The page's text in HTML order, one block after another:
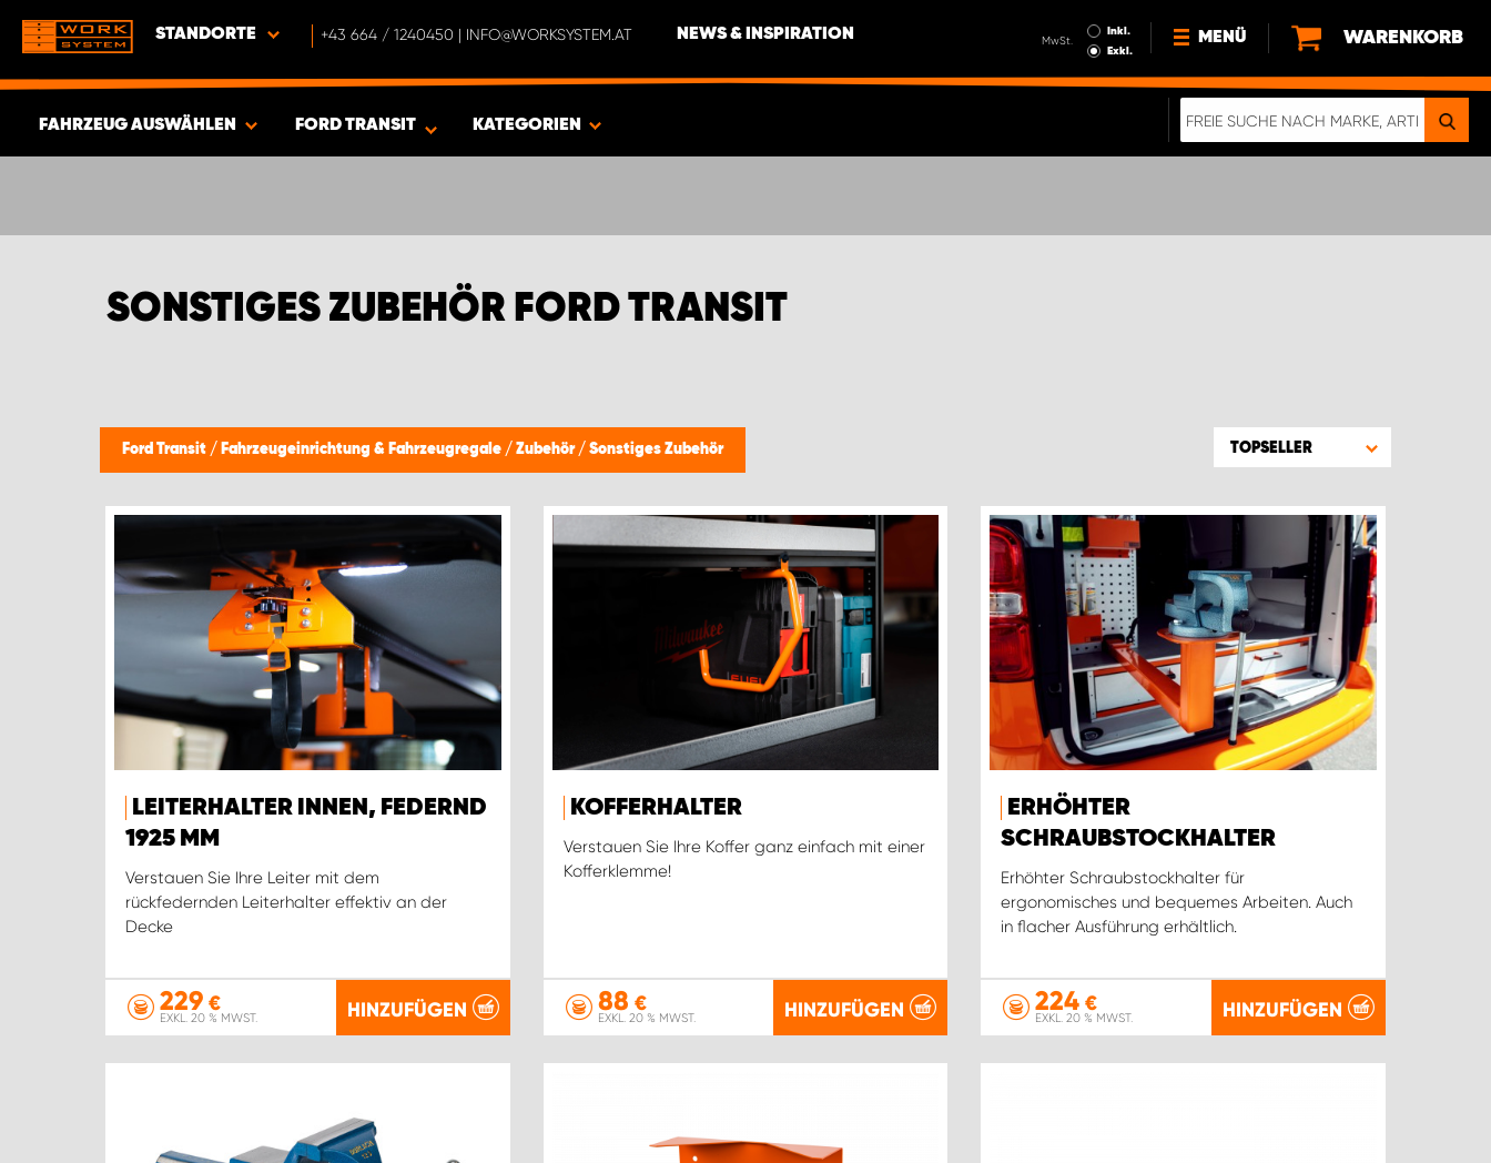
STANDORTE +43 664 / 1240450 | INFO@WORKSYSTEM.AT NEWS & INSPIRATION MwSt.
Inkl.
Exkl.
MENÜ
NEWS
WARENKORB
FAHRZEUG AUSWÄHLEN
ARTIKEL
FORD TRANSIT KATEGORIEN
SONSTIGES ZUBEHÖR FORD TRANSIT
Ford Transit / Fahrzeugeinrichtung & Fahrzeugregale / Zubehör / Sonstiges Zubehör TOPSELLER
LEITERHALTER INNEN, FEDERND
1925 MM
Verstauen Sie Ihre Leiter mit dem
rückfedernden Leiterhalter effektiv an der
Decke
229 €
EXKL. 20 % MWST. HINZUFÜGEN
KOFFERHALTER
Verstauen Sie Ihre Koffer ganz einfach mit einer
Kofferklemme!
88 €
EXKL. 20 % MWST. HINZUFÜGEN
ERHÖHTER
SCHRAUBSTOCKHALTER
Erhöhter Schraubstockhalter für
ergonomisches und bequemes Arbeiten. Auch
in flacher Ausführung erhältlich.
224 €
EXKL. 20 % MWST. HINZUFÜGEN